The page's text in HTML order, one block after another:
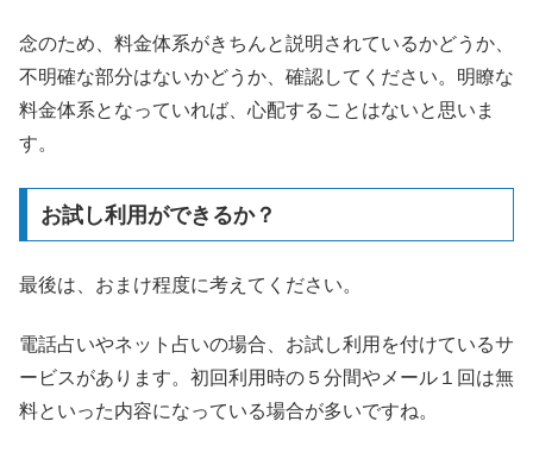
念のため、料金体系がきちんと説明されているかどうか、
不明確な部分はないかどうか、確認してください。明瞭な
料金体系となっていれば、心配することはないと思いま
す。
お試し利用ができるか？
最後は、おまけ程度に考えてください。
電話占いやネット占いの場合、お試し利用を付けているサ
ービスがあります。初回利用時の５分間やメール１回は無
料といった内容になっている場合が多いですね。